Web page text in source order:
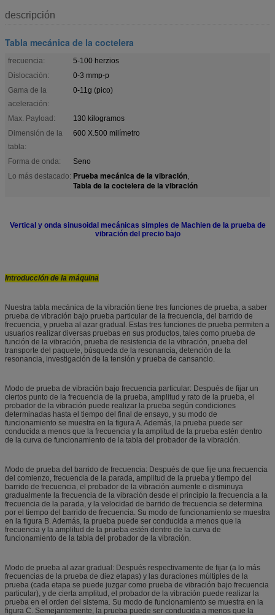
descripción
Tabla mecánica de la coctelera
frecuencia:
5-100 herzios
Dislocación:
0-3 mmp-p
Gama de la
aceleración:
0-11g (pico)
Max. Payload:
130 kilogramos
Dimensión de la
tabla:
600 X.500 milímetro
Forma de onda:
Seno
Lo más destacado: Prueba mecánica de la vibración,
Tabla de la coctelera de la vibración
Vertical y onda sinusoidal mecánicas simples de Machien de la prueba de
vibración del precio bajo
Introducción de la máquina
Nuestra tabla mecánica de la vibración tiene tres funciones de prueba, a saber
prueba de vibración bajo prueba particular de la frecuencia, del barrido de
frecuencia, y prueba al azar gradual. Estas tres funciones de prueba permiten a
usuarios realizar diversas pruebas en sus productos, tales como prueba de
función de la vibración, prueba de resistencia de la vibración, prueba del
transporte del paquete, búsqueda de la resonancia, detención de la
resonancia, investigación de la tensión y prueba de cansancio.
Modo de prueba de vibración bajo frecuencia particular: Después de fijar un
ciertos punto de la frecuencia de la prueba, amplitud y rato de la prueba, el
probador de la vibración puede realizar la prueba según condiciones
determinadas hasta el tiempo del final de ensayo, y su modo de
funcionamiento se muestra en la figura A. Además, la prueba puede ser
conducida a menos que la frecuencia y la amplitud de la prueba estén dentro
de la curva de funcionamiento de la tabla del probador de la vibración.
Modo de prueba del barrido de frecuencia: Después de que fije una frecuencia
del comienzo, frecuencia de la parada, amplitud de la prueba y tiempo del
barrido de frecuencia, el probador de la vibración aumente o disminuya
gradualmente la frecuencia de la vibración desde el principio la frecuencia a la
frecuencia de la parada, y la velocidad de barrido de frecuencia se determina
por el tiempo del barrido de frecuencia. Su modo de funcionamiento se muestra
en la figura B. Además, la prueba puede ser conducida a menos que la
frecuencia y la amplitud de la prueba estén dentro de la curva de
funcionamiento de la tabla del probador de la vibración.
Modo de prueba al azar gradual: Después respectivamente de fijar (a lo más
frecuencias de la prueba de diez etapas) y las duraciones múltiples de la
prueba (cada etapa se puede juzgar como prueba de vibración bajo frecuencia
particular), y de cierta amplitud, el probador de la vibración puede realizar la
prueba en el orden del sistema. Su modo de funcionamiento se muestra en la
figura C. Semejantemente, la prueba puede ser conducida a menos que la